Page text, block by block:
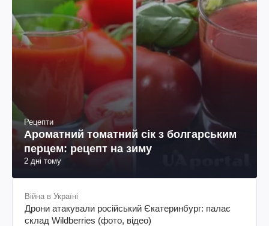
Рецепти
Ароматний томатний сік з болгарським
перцем: рецепт на зиму
2 дні тому
Війна в Україні
Дрони атакували російський Єкатеринбург: палає
склад Wildberries (фото, відео)